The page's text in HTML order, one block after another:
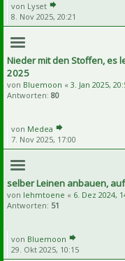
von Lyset
8. Nov 2025, 20:21
Nieder mit den Stoffen, es
2025
von Bluemoon « 3. Jan 2025,
Antworten: 80
von Medea
7. Nov 2025, 17:00
selber Leinen anbauen,
von lehmtoene « 6. Dez 2024,
Antworten: 51
von Bluemoon
29. Okt 2025, 10:15